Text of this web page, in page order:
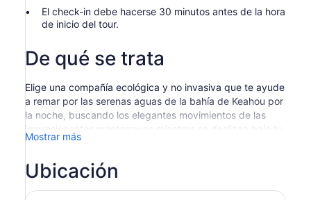
El check-in debe hacerse 30 minutos antes de la hora
de inicio del tour.
De qué se trata
Elige una compañía ecológica y no invasiva que te ayude
a remar por las serenas aguas de la bahía de Keahou por
la noche, buscando los elegantes movimientos de las
impresionantes mantarrayas mientras se deslizan bajo tu
canoa hawaiana de doble casco. Forme equipo con un
para descubrir la majestuosidad de estas increíbles
Mostrar más
Ubicación